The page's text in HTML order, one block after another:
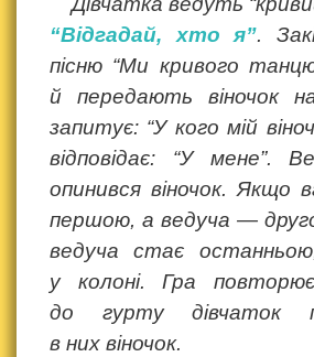
“Відгадай, хто я”.
пісню “Ми кривого
й передають віночок
запитує: “У кого мій
відповідає: “У мене”.
опинився віночок. Якщо
першою, а ведуча —
ведуча стає
у колоні. Гра
до гурту дівчаток
в них віночок.